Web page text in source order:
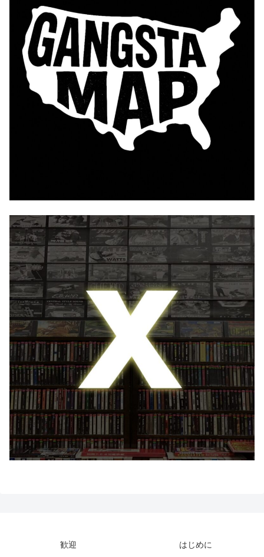
歓迎 はじめに